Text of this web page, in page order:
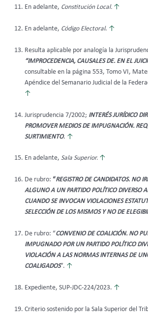
En adelante, Constitución Local. ↑
En adelante, Código Electoral. ↑
Resulta aplicable por analogía la
“IMPROCEDENCIA, CAUSALES DE. EN EL
consultable en la página 553, Tomo VI,
Apéndice del Semanario Judicial de la
↑
Jurisprudencia 7/2002; INTERÉS JURÍDICO
PROMOVER MEDIOS DE IMPUGNACIÓN.
SURTIMIENTO. ↑
En adelante, Sala Superior. ↑
De rubro: “REGISTRO DE CANDIDATOS. NO
ALGUNO A UN PARTIDO POLÍTICO DIVERSO
CUANDO SE INVOCAN VIOLACIONES
SELECCIÓN DE LOS MISMOS Y NO DE
De rubro: “CONVENIO DE COALICIÓN. NO
IMPUGNADO POR UN PARTIDO POLÍTICO
VIOLACIÓN A LAS NORMAS INTERNAS DE
COALIGADOS”. ↑
Expediente, SUP-JDC-224/2023. ↑
Criterio sostenido por la Sala Superior del